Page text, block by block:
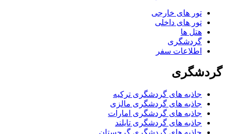
تور های خارجی
تور های داخلی
هتل ها
گردشگری
اطلاعات سفر
گردشگری
جاذبه های گردشگری ترکیه
جاذبه های گردشگری مالزی
جاذبه های گردشگری امارات
جاذبه های گردشگری تایلند